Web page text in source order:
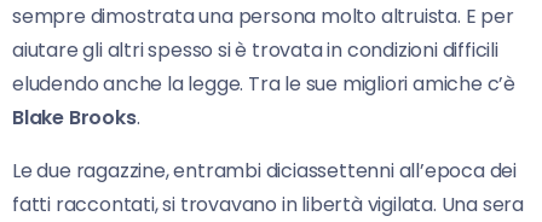
sempre dimostrata una persona molto altruista. E per
aiutare gli altri spesso si è trovata in condizioni difficili
eludendo anche la legge. Tra le sue migliori amiche c’è
Blake Brooks.
Le due ragazzine, entrambi diciassettenni all’epoca dei
fatti raccontati, si trovavano in libertà vigilata. Una sera